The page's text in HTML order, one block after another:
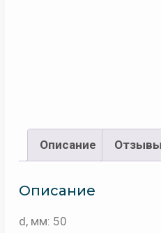
Описание
Описание
d, мм: 50